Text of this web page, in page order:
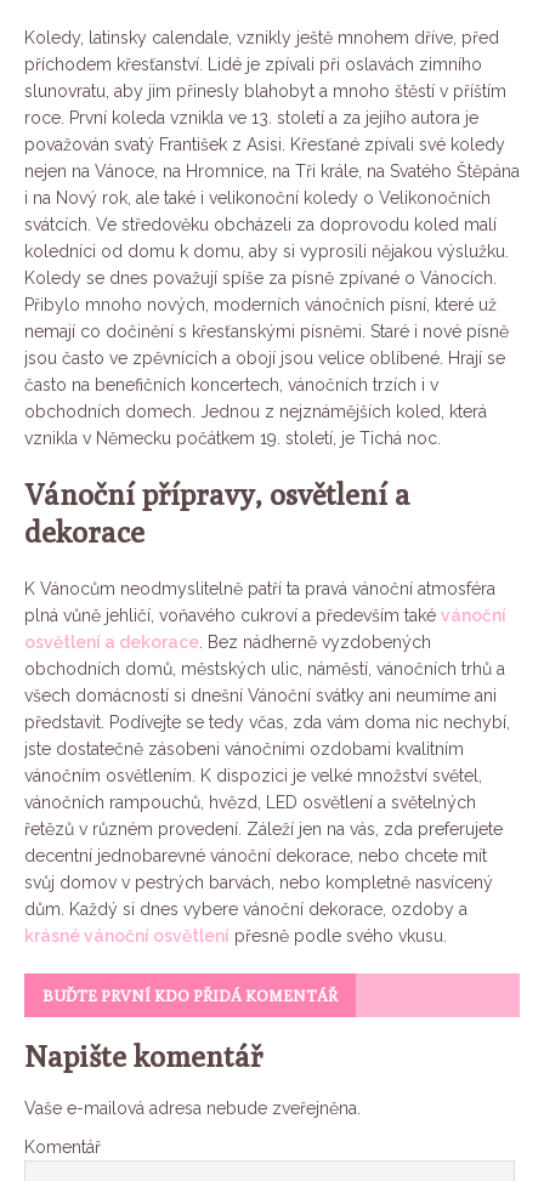
Koledy, latinsky calendale, vznikly ještě mnohem dříve, před
příchodem křesťanství. Lidé je zpívali při oslavách zimního
slunovratu, aby jim přinesly blahobyt a mnoho štěstí v příštím
roce. První koleda vznikla ve 13. století a za jejího autora je
považován svatý František z Asisi. Křesťané zpívali své koledy
nejen na Vánoce, na Hromnice, na Tři krále, na Svatého Štěpána
i na Nový rok, ale také i velikonoční koledy o Velikonočních
svátcích. Ve středověku obcházeli za doprovodu koled malí
koledníci od domu k domu, aby si vyprosili nějakou výslužku.
Koledy se dnes považují spíše za písně zpívané o Vánocích.
Přibylo mnoho nových, moderních vánočních písní, které už
nemají co dočinění s křesťanskými písněmi. Staré i nové písně
jsou často ve zpěvnících a obojí jsou velice oblíbené. Hrají se
často na benefičních koncertech, vánočních trzích i v
obchodních domech. Jednou z nejznámějších koled, která
vznikla v Německu počátkem 19. století, je Tichá noc.
Vánoční přípravy, osvětlení a
dekorace
K Vánocům neodmyslitelně patří ta pravá vánoční atmosféra
plná vůně jehličí, voňavého cukroví a především také vánoční
osvětlení a dekorace. Bez nádherně vyzdobených
obchodních domů, městských ulic, náměstí, vánočních trhů a
všech domácností si dnešní Vánoční svátky ani neumíme ani
představit. Podívejte se tedy včas, zda vám doma nic nechybí,
jste dostatečně zásobeni vánočními ozdobami kvalitním
vánočním osvětlením. K dispozici je velké množství světel,
vánočních rampouchů, hvězd, LED osvětlení a světelných
řetězů v různém provedení. Záleží jen na vás, zda preferujete
decentní jednobarevné vánoční dekorace, nebo chcete mít
svůj domov v pestrých barvách, nebo kompletně nasvícený
dům. Každý si dnes vybere vánoční dekorace, ozdoby a
krásné vánoční osvětlení přesně podle svého vkusu.
BUĎTE PRVNÍ KDO PŘIDÁ KOMENTÁŘ
Napište komentář
Vaše e-mailová adresa nebude zveřejněna.
Komentář